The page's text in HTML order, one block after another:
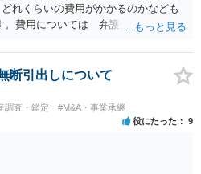
れくらいの費用がかかるのかなども
。費用については 弁護士と直接面談
ことまでごちゃごちゃ考えず、自分
か ・・・お子さんの事をまで含め良
は当然と言えば当然のことです。 彼
るが、名字は変えたくない・・・養
ることになります。 しかし 彼は成人
の連れ子、全て平等にしたいと希
思います。 ・・・婚姻前の契約 あ
を実現する方法はあります。 弁護
断引出しについて
調査・鑑定 #M&A・事業承継
役にたった 9